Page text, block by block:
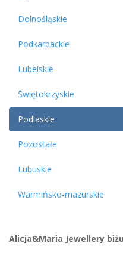
Dolnośląskie
Podkarpackie
Lubelskie
Świętokrzyskie
Podlaskie
Pozostałe
Lubuskie
Warmińsko-mazurskie
Alicja&Maria Jewellery